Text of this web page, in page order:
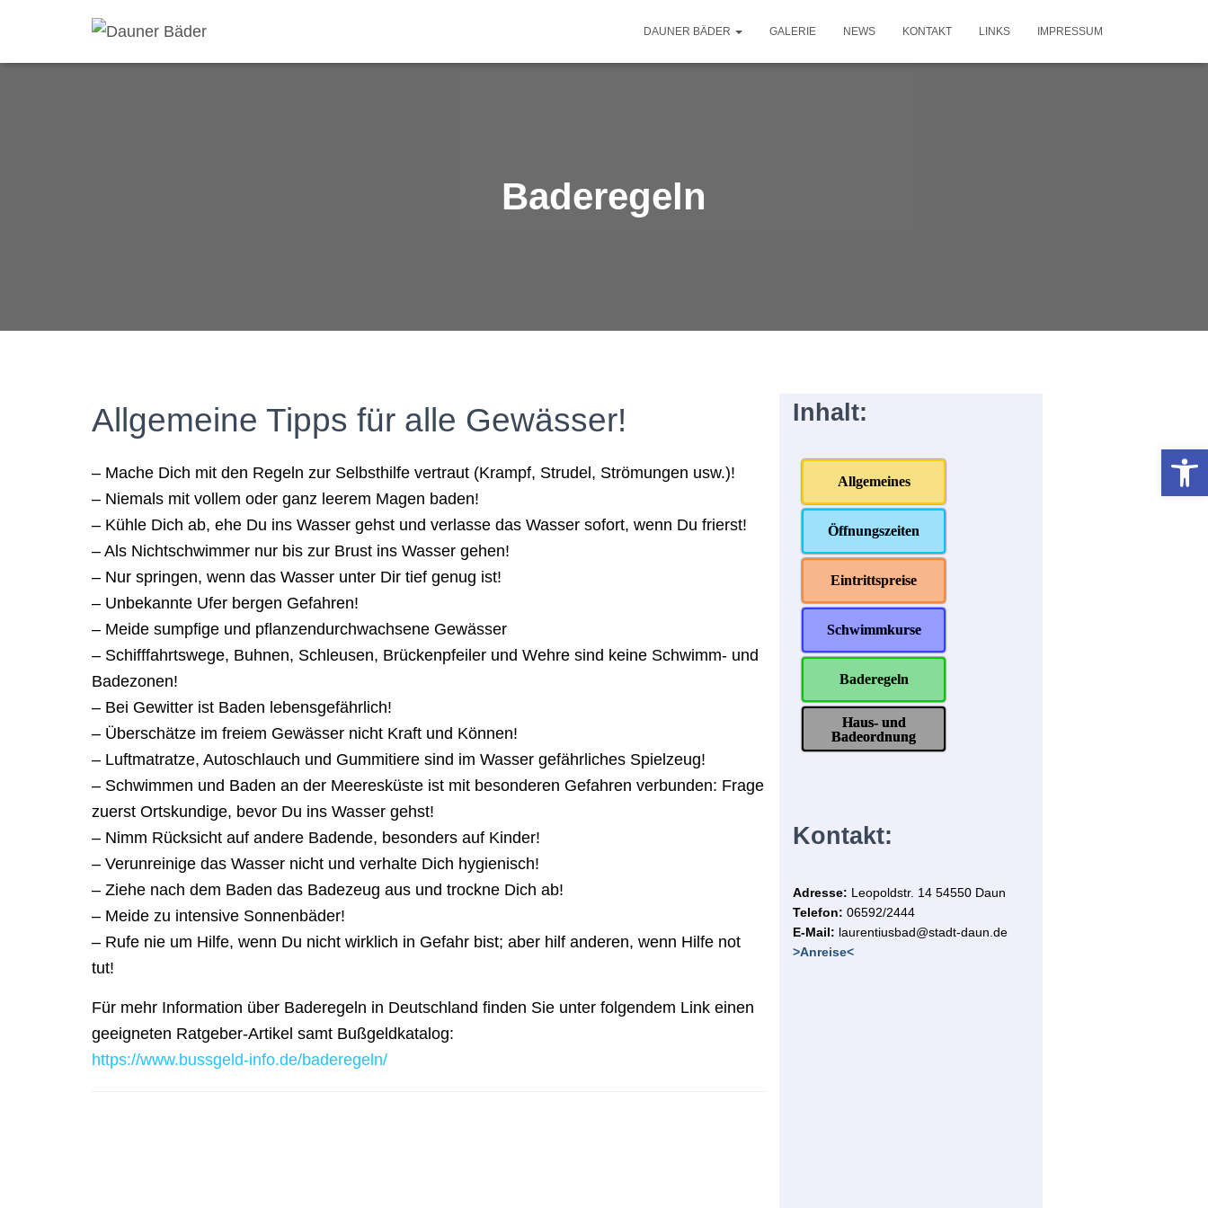
Werkzeugleiste öffnen
DAUNER BÄDER GALERIE NEWS KONTAKT LINKS IMPRESSUM
Baderegeln
Allgemeine Tipps für alle Gewässer!
– Mache Dich mit den Regeln zur Selbsthilfe vertraut (Krampf, Strudel, Strömungen usw.)!
– Niemals mit vollem oder ganz leerem Magen baden!
– Kühle Dich ab, ehe Du ins Wasser gehst und verlasse das Wasser sofort, wenn Du frierst!
– Als Nichtschwimmer nur bis zur Brust ins Wasser gehen!
– Nur springen, wenn das Wasser unter Dir tief genug ist!
– Unbekannte Ufer bergen Gefahren!
– Meide sumpfige und pflanzendurchwachsene Gewässer
– Schifffahrtswege, Buhnen, Schleusen, Brückenpfeiler und Wehre sind keine Schwimm- und
Badezonen!
– Bei Gewitter ist Baden lebensgefährlich!
– Überschätze im freiem Gewässer nicht Kraft und Können!
– Luftmatratze, Autoschlauch und Gummitiere sind im Wasser gefährliches Spielzeug!
– Schwimmen und Baden an der Meeresküste ist mit besonderen Gefahren verbunden: Frage
zuerst Ortskundige, bevor Du ins Wasser gehst!
– Nimm Rücksicht auf andere Badende, besonders auf Kinder!
– Verunreinige das Wasser nicht und verhalte Dich hygienisch!
– Ziehe nach dem Baden das Badezeug aus und trockne Dich ab!
– Meide zu intensive Sonnenbäder!
– Rufe nie um Hilfe, wenn Du nicht wirklich in Gefahr bist; aber hilf anderen, wenn Hilfe not
tut!
Für mehr Information über Baderegeln in Deutschland finden Sie unter folgendem Link einen
geeigneten Ratgeber-Artikel samt Bußgeldkatalog:
https://www.bussgeld-info.de/baderegeln/
Inhalt:
Allgemeines
Öffnungszeiten
Eintrittspreise
Schwimmkurse
Baderegeln
Haus- und
Badeordnung
Kontakt:
Adresse: Leopoldstr. 14 54550 Daun
Telefon: 06592/2444
E-Mail: laurentiusbad@stadt-daun.de
>Anreise<